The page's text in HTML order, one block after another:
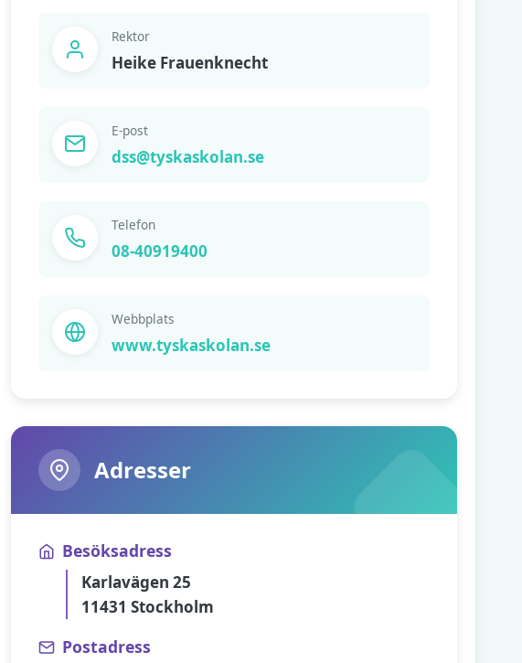
Rektor
Heike Frauenknecht
E-post
dss@tyskaskolan.se
Telefon
08-40919400
Webbplats
www.tyskaskolan.se
Adresser
Besöksadress
Karlavägen 25
11431 Stockholm
Postadress